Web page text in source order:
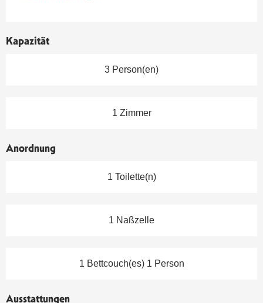
Kapazität
3 Person(en)
1 Zimmer
Anordnung
1 Toilette(n)
1 Naßzelle
1 Bettcouch(es) 1 Person
Ausstattungen